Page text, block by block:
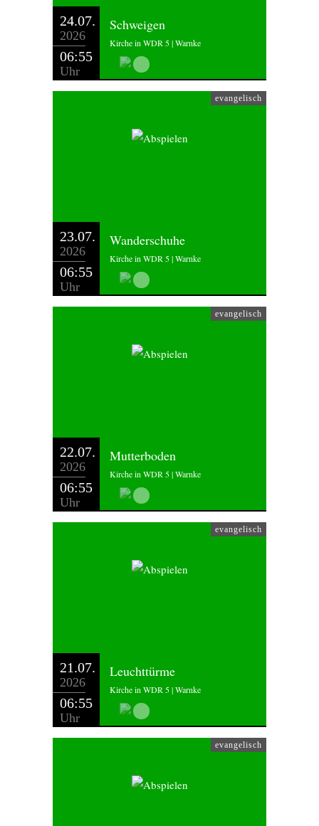
24.07.
2026
06:55
Uhr
Schweigen
Kirche in WDR 5 | Warnke
evangelisch
23.07.
2026
06:55
Uhr
Wanderschuhe
Kirche in WDR 5 | Warnke
evangelisch
22.07.
2026
06:55
Uhr
Mutterboden
Kirche in WDR 5 | Warnke
evangelisch
21.07.
2026
06:55
Uhr
Leuchttürme
Kirche in WDR 5 | Warnke
evangelisch